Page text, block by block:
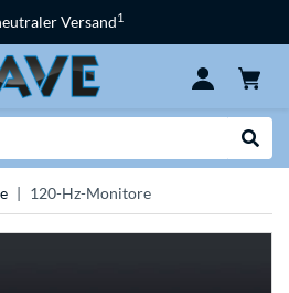
Versand1
120-Hz-Monitore